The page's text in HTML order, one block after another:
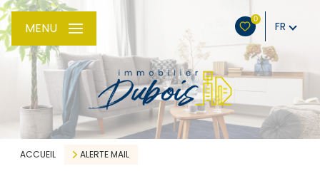
0
FR
MENU
ACCUEIL ALERTE MAIL